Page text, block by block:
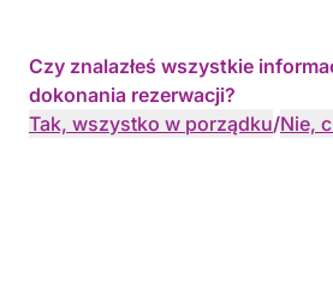
Czy znalazłeś wszystkie
dokonania rezerwacji?
Tak, wszystko w porządku/Nie,